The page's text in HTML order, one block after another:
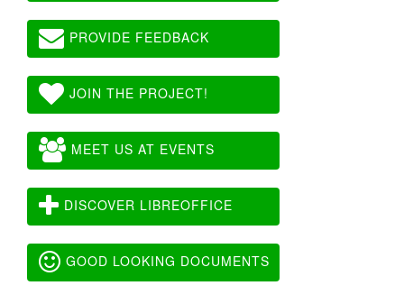
PROVIDE FEEDBACK
JOIN THE PROJECT!
MEET US AT EVENTS
DISCOVER LIBREOFFICE
GOOD LOOKING DOCUMENTS